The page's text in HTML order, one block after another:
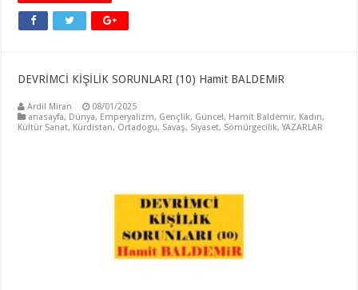
DEVRİMCİ KİŞİLİK SORUNLARI (10) Hamit BALDEMiR
Ardil Miran
08/01/2025
anasayfa, Dünya, Emperyalizm, Gençlik, Güncel, Hamit Baldemir, Kadın,
Kültür Sanat, Kürdistan, Ortadogu, Savaş, Siyaset, Sömürgecilik,YAZARLAR